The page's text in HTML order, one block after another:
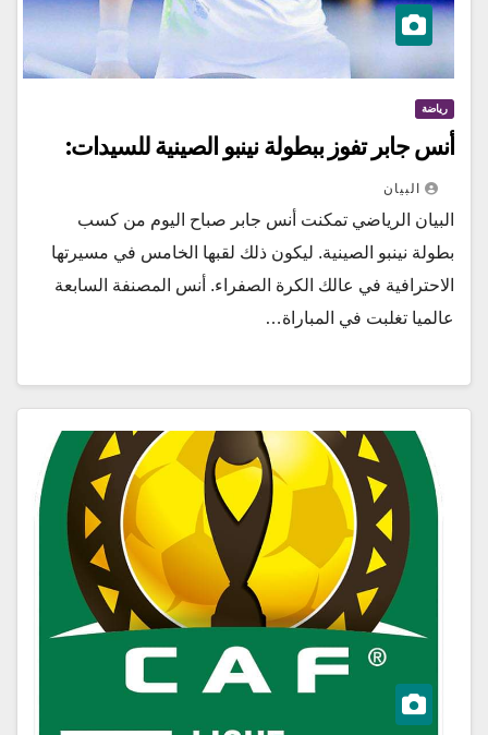
رياضة
أنس جابر تفوز ببطولة نينبو الصينية للسيدات:
البيان
البيان الرياضي تمكنت أنس جابر صباح اليوم من كسب
بطولة نينبو الصينية. ليكون ذلك لقبها الخامس في مسيرتها
الاحترافية في عالك الكرة الصفراء. أنس المصنفة السابعة
عالميا تغلبت في المباراة…